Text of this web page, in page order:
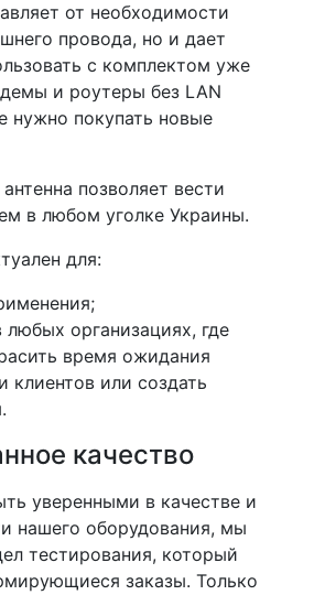
от необходимости
провода, но и дает
с комплектом уже
и роутеры без LAN
нужно покупать новые
позволяет вести
в любом уголке Украины.
для:
любых организациях, где
время ожидания
клиентов или создать
качество
уверенными в качестве и
нашего оборудования, мы
тестирования, который
заказы. Только